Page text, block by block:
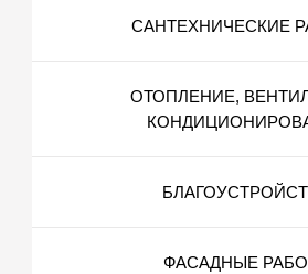
САНТЕХНИЧЕСКИЕ
ОТОПЛЕНИЕ,
ФАСАДНЫЕ